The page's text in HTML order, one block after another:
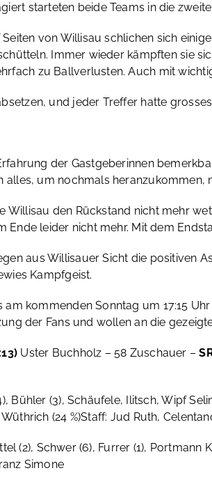
starteten beide Teams in die zweite
von Willisau schlichen sich
Immer wieder kämpften sie
zu Ballverlusten. Auch mit
und jeder Treffer hatte
der Gastgeberinnen
alles, um nochmals
Willisau den Rückstand nicht mehr
leider nicht mehr. Mit dem
aus Willisauer Sicht die positiven
Kampfgeist.
kommenden Sonntag um 17:15
der Fans und wollen an die
Uster Buchholz – 58 Zuschauer –
Bühler (3), Schäufele, Ilitsch, Wipf
Wüthrich (24 %)Staff: Jud Ruth,
(2), Schwer (6), Furrer (1),
Simone